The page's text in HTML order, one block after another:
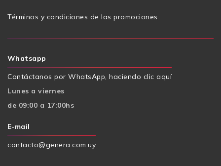
Términos y condiciones de las promociones
Whatsapp
Contáctanos por WhatsApp, haciendo clic aquí
Lunes a viernes
de 09:00 a 17:00hs
E-mail
contacto@genera.com.uy